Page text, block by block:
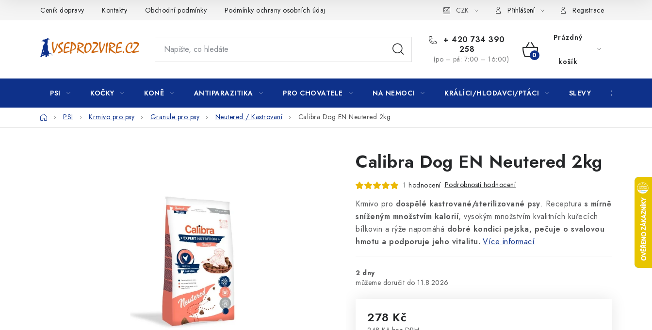
Ceník dopravy Kontakty Obchodní podmínky Podmínky ochrany osobních údajů CZK Přihlášení Registrace
+ 420 734 390
258
(po – pá: 7:00 – 16:00)
NÁKUPNÍ
KOŠÍK
Prázdný
košík
PSI KOČKY KONĚ ANTIPARAZITIKA PRO CHOVATELE NA NEMOCI KRÁLÍCI/HLODAVCI/PTÁCI SLEVY ZNAČKY
DomůPSI Krmivo pro psy Granule pro psy Neutered / Kastrovaní Calibra Dog EN Neutered 2kg
Calibra Dog EN Neutered 2kg
1 hodnocení Podrobnosti hodnocení
Krmivo pro dospělé kastrované/sterilizované psy. Receptura s mírně
sníženým množstvím kalorií, vysokým množstvím kvalitních kuřecích
bílkovin a rýže napomáhá dobré kondici pejska, pečuje o svalovou
hmotu a podporuje jeho vitalitu. Více informací
2 dny
11.8.2026
278 Kč